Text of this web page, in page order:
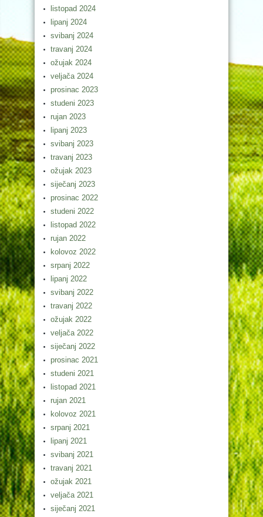
listopad 2024
lipanj 2024
svibanj 2024
travanj 2024
ožujak 2024
veljača 2024
prosinac 2023
studeni 2023
rujan 2023
lipanj 2023
svibanj 2023
travanj 2023
ožujak 2023
siječanj 2023
prosinac 2022
studeni 2022
listopad 2022
rujan 2022
kolovoz 2022
srpanj 2022
lipanj 2022
svibanj 2022
travanj 2022
ožujak 2022
veljača 2022
siječanj 2022
prosinac 2021
studeni 2021
listopad 2021
rujan 2021
kolovoz 2021
srpanj 2021
lipanj 2021
svibanj 2021
travanj 2021
ožujak 2021
veljača 2021
siječanj 2021